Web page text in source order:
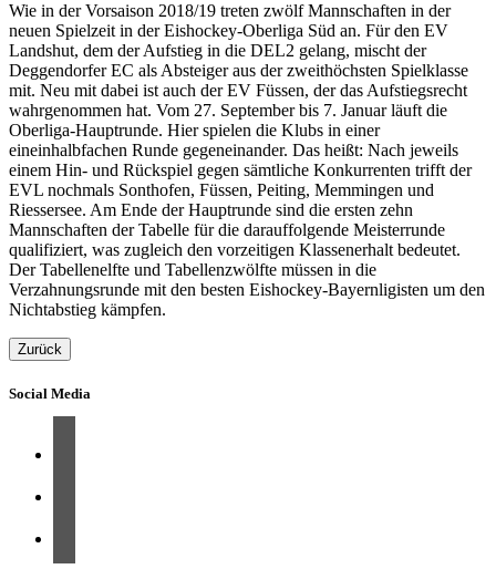
Wie in der Vorsaison 2018/19 treten zwölf Mannschaften in der
neuen Spielzeit in der Eishockey-Oberliga Süd an. Für den EV
Landshut, dem der Aufstieg in die DEL2 gelang, mischt der
Deggendorfer EC als Absteiger aus der zweithöchsten Spielklasse
mit. Neu mit dabei ist auch der EV Füssen, der das Aufstiegsrecht
wahrgenommen hat. Vom 27. September bis 7. Januar läuft die
Oberliga-Hauptrunde. Hier spielen die Klubs in einer
eineinhalbfachen Runde gegeneinander. Das heißt: Nach jeweils
einem Hin- und Rückspiel gegen sämtliche Konkurrenten trifft der
EVL nochmals Sonthofen, Füssen, Peiting, Memmingen und
Riessersee. Am Ende der Hauptrunde sind die ersten zehn
Mannschaften der Tabelle für die darauffolgende Meisterrunde
qualifiziert, was zugleich den vorzeitigen Klassenerhalt bedeutet.
Der Tabellenelfte und Tabellenzwölfte müssen in die
Verzahnungsrunde mit den besten Eishockey-Bayernligisten um den
Nichtabstieg kämpfen.
Zurück
Social Media